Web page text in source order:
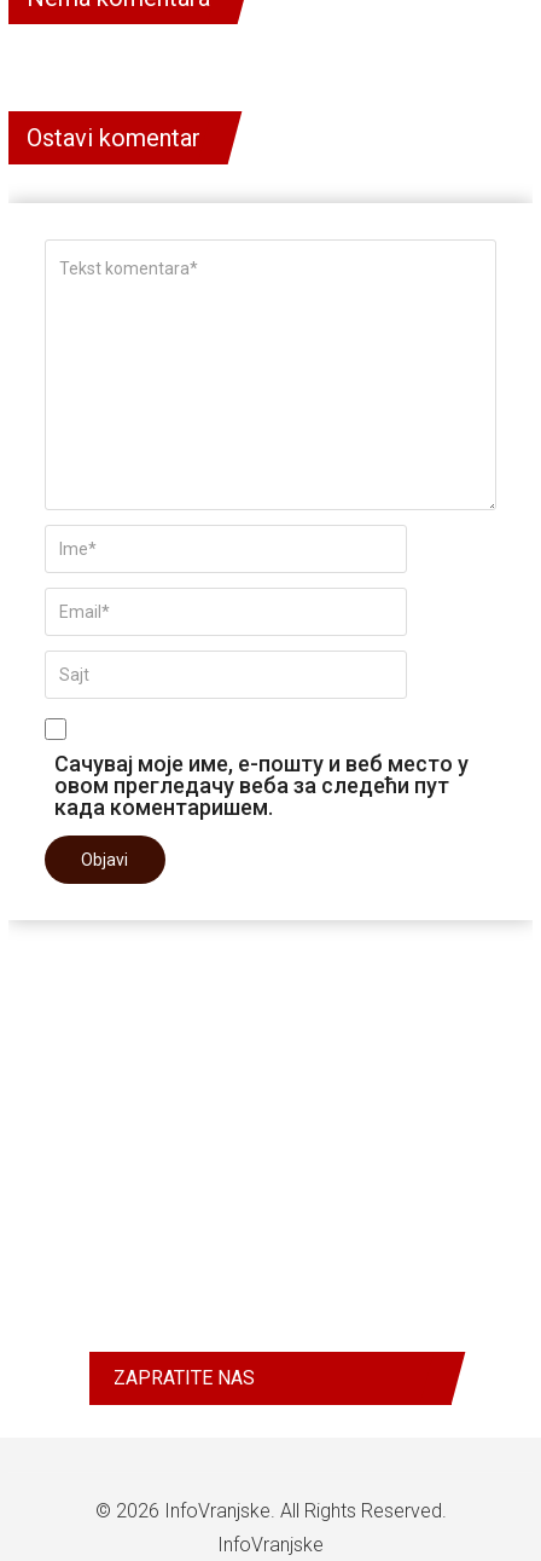
Ostavi komentar
Сачувај моје име, е-пошту и веб место у
овом прегледачу веба за следећи пут
када коментаришем.
ZAPRATITE NAS
© 2026 InfoVranjske . All Rights Reserved.
InfoVranjske